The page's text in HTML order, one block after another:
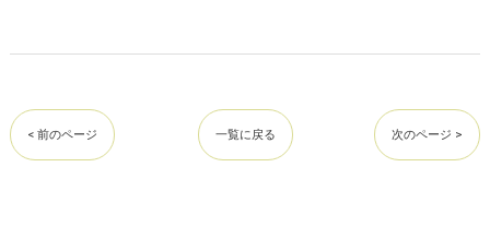
< 前のページ 一覧に戻る 次のページ >